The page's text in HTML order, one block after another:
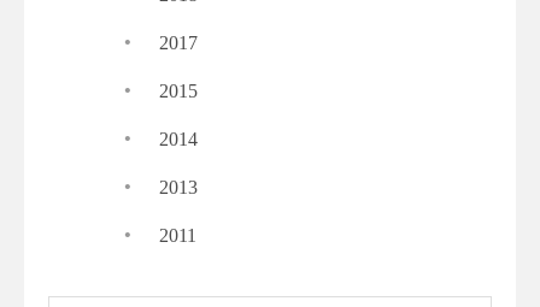
· 2017
· 2015
· 2014
· 2013
· 2011